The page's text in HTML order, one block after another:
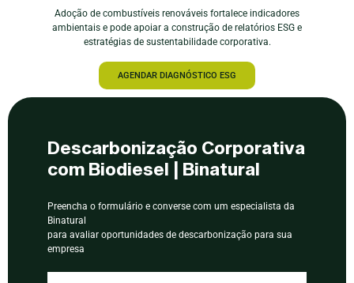
Adoção de combustíveis renováveis fortalece indicadores
ambientais e pode apoiar a construção de relatórios ESG e
estratégias de sustentabilidade corporativa.
AGENDAR DIAGNÓSTICO ESG
Descarbonização Corporativa
com Biodiesel | Binatural
Preencha o formulário e converse com um especialista da
Binatural
para avaliar oportunidades de descarbonização para sua
empresa